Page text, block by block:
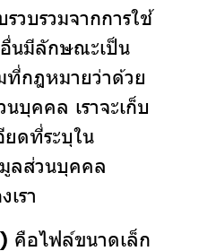
วบรวมจากการใช้
นมีลักษณะเป็น
กฎหมายว่าด้วย
บุคคล เราจะเก็บ
ยดที่ระบุใน
ลส่วนบุคคล
รา
คือไฟล์ขนาดเล็ก